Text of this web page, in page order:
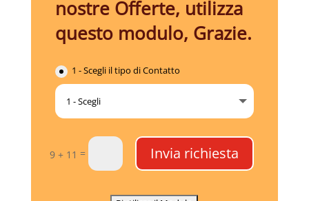
nostre Offerte, utilizza
questo modulo, Grazie.
1 - Scegli il tipo di Contatto
9 + 11 = Invia richiesta